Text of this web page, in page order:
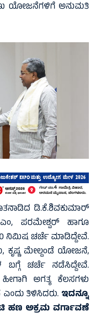
ಯೋಜನೆಗಳಿಗೆ ಅನುಮತಿ
ಡಿ.ಕೆ.ಶಿವಕುಮಾರ್
ಪರಮೇಶ್ವರ್ ಹಾಗೂ
ನಿಮಿಷ ಚರ್ಚೆ ಮಾಡಿದ್ದೇವೆ.
ಮೇಲ್ದಂಡೆ ಯೋಜನೆ,
ಚರ್ಚೆ ನಡೆಸಿದ್ದೇವೆ.
ಅಗತ್ಯ ಕೆಲಸಗಳು
ತಿಳಿಸಿದರು. ಇದನ್ನೂ
ಅಕ್ರಮ ವರ್ಗಾವಣೆ